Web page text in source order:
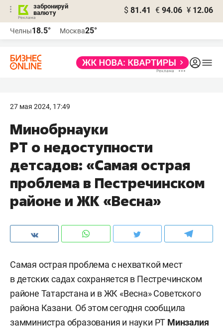
забронируй
валюту
$ 81.41 € 94.06 ¥ 12.06
Челны18.5° Москва25°
27 мая 2024, 17:49
Минобрнауки
РТ о недоступности
детсадов: «Самая острая
проблема в Пестречинском
районе и ЖК «Весна»
Самая острая проблема с нехваткой мест
в детских садах сохраняется в Пестречинском
районе Татарстана и в ЖК «Весна» Советского
района Казани. Об этом сегодня сообщила
замминистра образования и науки РТ Минзалия